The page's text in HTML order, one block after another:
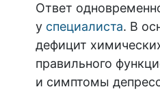
Ответ
у специалиста. В
дефицит
правильного
и симптомы